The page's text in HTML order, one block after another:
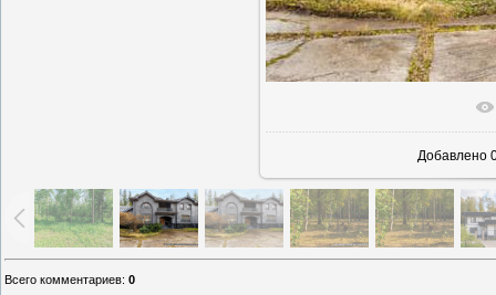
В
Добавлено
Всего комментариев: 0